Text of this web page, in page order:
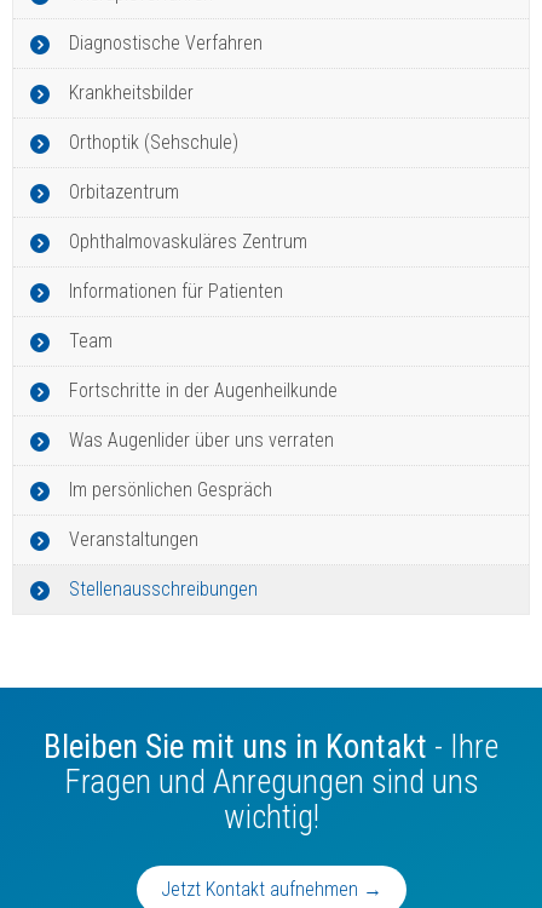
Diagnostische Verfahren
Krankheitsbilder
Orthoptik (Sehschule)
Orbitazentrum
Ophthalmovaskuläres Zentrum
Informationen für Patienten
Team
Fortschritte in der Augenheilkunde
Was Augenlider über uns verraten
Im persönlichen Gespräch
Veranstaltungen
Stellenausschreibungen
Bleiben Sie mit uns in Kontakt - Ihre
Fragen und Anregungen sind uns
wichtig!
Jetzt Kontakt aufnehmen →